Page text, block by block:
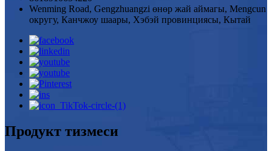
Wenming Road, Gengzhuangzi өнөр жай аймагы, Mengcun
округу, Канчжоу шаары, Хэбэй провинциясы, Кытай
Продукт тизмеси